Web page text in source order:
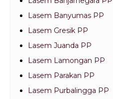
Lasem Banyumas PP
Lasem Gresik PP
Lasem Juanda PP
Lasem Lamongan PP
Lasem Parakan PP
Lasem Purbalingga PP